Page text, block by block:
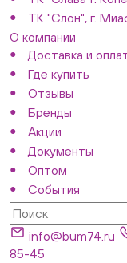
ТК "Слон", г.
О компании
Доставка и
Где купить
Отзывы
Бренды
Акции
Документы
Оптом
События
info@bum74.ru
85-45